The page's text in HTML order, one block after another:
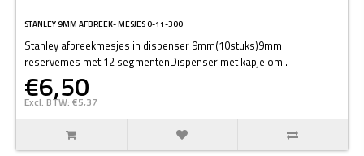
STANLEY 9MM AFBREEK- MESJES 0-11-300
Stanley afbreekmesjes in dispenser 9mm(10stuks)9mm
reservemes met 12 segmentenDispenser met kapje om..
€6,50
Excl. BTW: €5,37